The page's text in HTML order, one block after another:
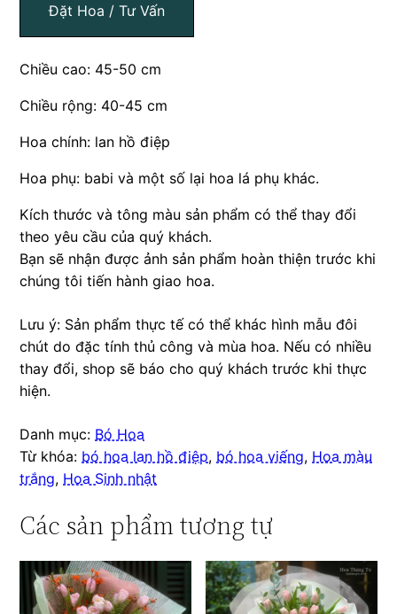
Đặt Hoa / Tư Vấn
Chiều cao: 45-50 cm
Chiều rộng: 40-45 cm
Hoa chính: lan hồ điệp
Hoa phụ: babi và một số lại hoa lá phụ khác.
Kích thước và tông màu sản phẩm có thể thay đổi
theo yêu cầu của quý khách.
Bạn sẽ nhận được ảnh sản phẩm hoàn thiện trước khi
chúng tôi tiến hành giao hoa.
Lưu ý: Sản phẩm thực tế có thể khác hình mẫu đôi
chút do đặc tính thủ công và mùa hoa. Nếu có nhiều
thay đổi, shop sẽ báo cho quý khách trước khi thực
hiện.
Danh mục: Bó Hoa
Từ khóa: bó hoa lan hồ điệp, bó hoa viếng, Hoa màu
trắng, Hoa Sinh nhật
Các sản phẩm tương tự